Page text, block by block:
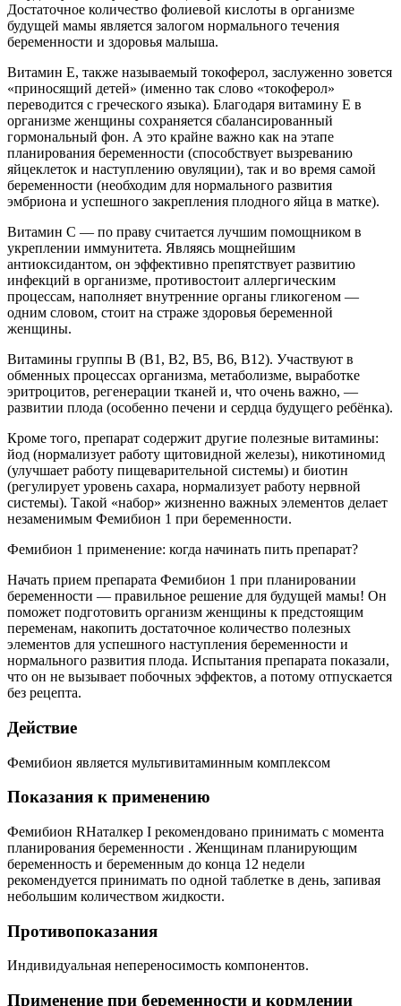
Достаточное количество фолиевой кислоты в организме
будущей мамы является залогом нормального течения
беременности и здоровья малыша.
Витамин Е, также называемый токоферол, заслуженно зовется
«приносящий детей» (именно так слово «токоферол»
переводится с греческого языка). Благодаря витамину Е в
организме женщины сохраняется сбалансированный
гормональный фон. А это крайне важно как на этапе
планирования беременности (способствует вызреванию
яйцеклеток и наступлению овуляции), так и во время самой
беременности (необходим для нормального развития
эмбриона и успешного закрепления плодного яйца в матке).
Витамин С — по праву считается лучшим помощником в
укреплении иммунитета. Являясь мощнейшим
антиоксидантом, он эффективно препятствует развитию
инфекций в организме, противостоит аллергическим
процессам, наполняет внутренние органы гликогеном —
одним словом, стоит на страже здоровья беременной
женщины.
Витамины группы В (В1, В2, В5, В6, В12). Участвуют в
обменных процессах организма, метаболизме, выработке
эритроцитов, регенерации тканей и, что очень важно, —
развитии плода (особенно печени и сердца будущего ребёнка).
Кроме того, препарат содержит другие полезные витамины:
йод (нормализует работу щитовидной железы), никотиномид
(улучшает работу пищеварительной системы) и биотин
(регулирует уровень сахара, нормализует работу нервной
системы). Такой «набор» жизненно важных элементов делает
незаменимым Фемибион 1 при беременности.
Фемибион 1 применение: когда начинать пить препарат?
Начать прием препарата Фемибион 1 при планировании
беременности — правильное решение для будущей мамы! Он
поможет подготовить организм женщины к предстоящим
переменам, накопить достаточное количество полезных
элементов для успешного наступления беременности и
нормального развития плода. Испытания препарата показали,
что он не вызывает побочных эффектов, а потому отпускается
без рецепта.
Действие
Фемибион является мультивитаминным комплексом
Показания к применению
Фемибион RНаталкер I рекомендовано принимать с момента
планирования беременности . Женщинам планирующим
беременность и беременным до конца 12 недели
рекомендуется принимать по одной таблетке в день, запивая
небольшим количеством жидкости.
Противопоказания
Индивидуальная непереносимость компонентов.
Применение при беременности и кормлении